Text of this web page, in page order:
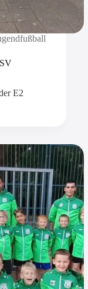
E2